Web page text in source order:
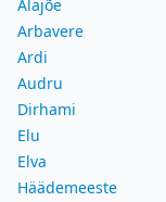
Alajõe
Arbavere
Ardi
Audru
Dirhami
Elu
Elva
Häädemeeste